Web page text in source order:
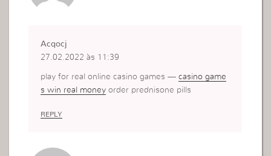
Acqocj
27.02.2022 às 11:39
play for real online casino games —casino game
s win real money order prednisone pills
REPLY